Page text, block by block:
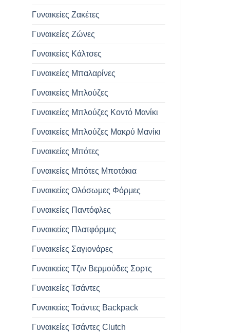
Γυναικείες Ζακέτες
Γυναικείες Ζώνες
Γυναικείες Κάλτσες
Γυναικείες Μπαλαρίνες
Γυναικείες Μπλούζες
Γυναικείες Μπλούζες Κοντό Μανίκι
Γυναικείες Μπλούζες Μακρύ Μανίκι
Γυναικείες Μπότες
Γυναικείες Μπότες Μποτάκια
Γυναικείες Ολόσωμες Φόρμες
Γυναικείες Παντόφλες
Γυναικείες Πλατφόρμες
Γυναικείες Σαγιονάρες
Γυναικείες Τζιν Βερμούδες Σορτς
Γυναικείες Τσάντες
Γυναικείες Τσάντες Backpack
Γυναικείες Τσάντες Clutch